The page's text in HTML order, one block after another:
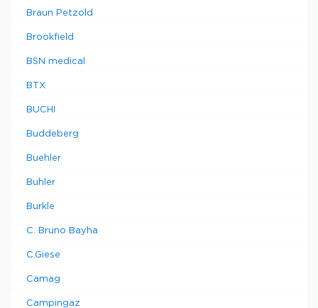
Braun Petzold
Brookfield
BSN medical
BTX
BUCHI
Buddeberg
Buehler
Buhler
Burkle
C. Bruno Bayha
C.Giese
Camag
Campingaz